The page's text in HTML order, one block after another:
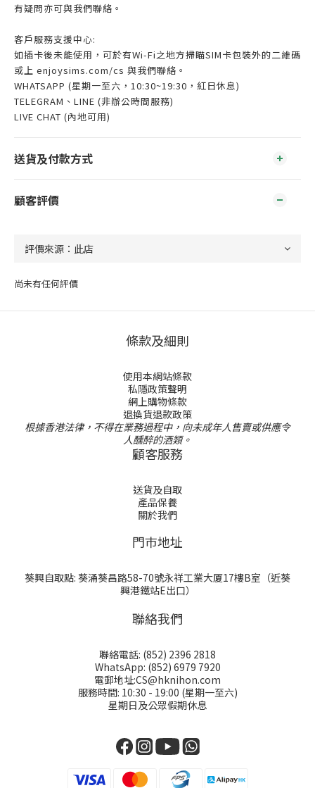
有疑問亦可與我們聯絡。
客戶服務支援中心:
如插卡後未能使用，可於有Wi-Fi之地方掃瞄SIM卡包裝外的二維碼
或上 enjoysims.com/cs 與我們聯絡。
WHATSAPP (星期一至六，10:30~19:30，紅日休息)
TELEGRAM、LINE (非辦公時間服務)
LIVE CHAT (內地可用)
送貨及付款方式
顧客評價
尚未有任何評價
條款及細則
使用本網站條款
私隱政策聲明
網上購物條款
退換貨退款政策
根據香港法律，不得在業務過程中，向未成年人售賣或供應令
人醺醉的酒類。
顧客服務
送貨及自取
產品保養
關於我們
門巿地址
葵興自取點: 葵涌葵昌路58-70號永祥工業大厦17樓B室（近葵
興港鐵站E出口）
聯絡我們
聯絡電話: (852) 2396 2818
WhatsApp: (852) 6979 7920
電郵地址:CS@hknihon.com
服務時間: 10:30 - 19:00 (星期一至六)
星期日及公眾假期休息